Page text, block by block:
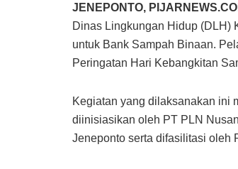
JENEPONTO,
Dinas Lingkungan Hidup
untuk Bank Sampah Binaan.
Peringatan Hari Kebangkitan
Kegiatan yang dilaksanakan ini
diinisiasikan oleh PT PLN
Jeneponto serta difasilitasi oleh